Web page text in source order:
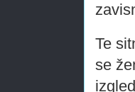
Te
se